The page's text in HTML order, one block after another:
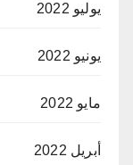
يوليو 2022
يونيو 2022
مايو 2022
أبريل 2022